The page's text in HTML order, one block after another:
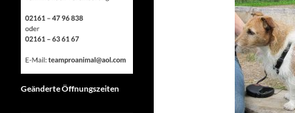
Geänderte Öffnungszeiten